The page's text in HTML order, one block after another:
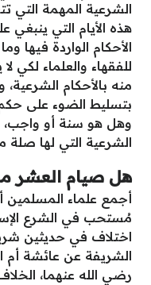
الشرعية المهمة التي
هذه الأيام التي
الأحكام الواردة فيها
للفقهاء والعلماء لكي
منه بالأحكام
بتسليط الضوء على
وهل هو سنة أو
الشرعية التي لها صلة
هل صيام العشر
أجمع علماء
مُستحب في الشرع
اختلاف في حديثين
الشريفة عن عائشة أم
رضي الله عنهما،